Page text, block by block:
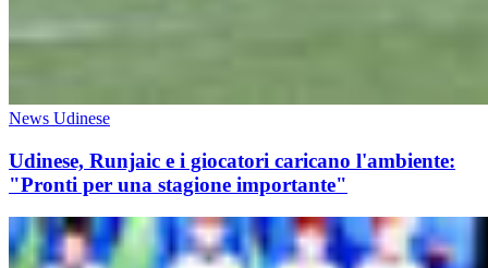
News Udinese
Udinese, Runjaic e i giocatori caricano l'ambiente:
"Pronti per una stagione importante"